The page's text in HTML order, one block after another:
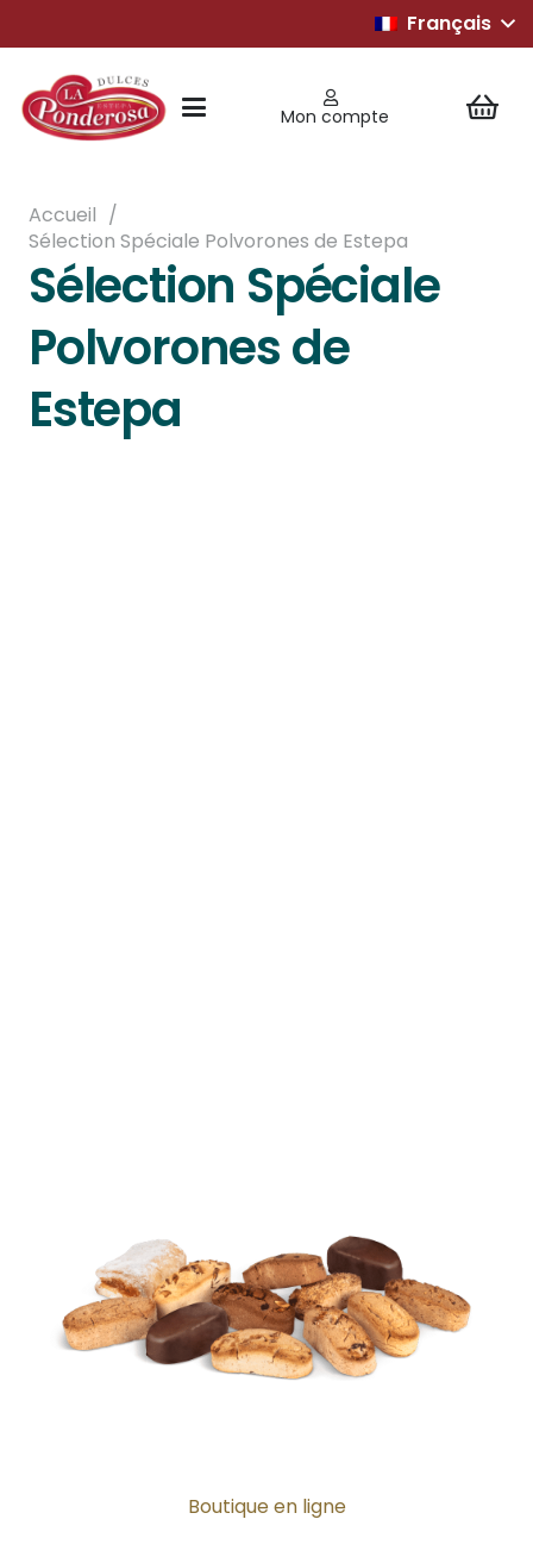
Français
Mon compte
Accueil /
Sélection Spéciale Polvorones de Estepa
Sélection Spéciale
Polvorones de
Estepa
Boutique en ligne